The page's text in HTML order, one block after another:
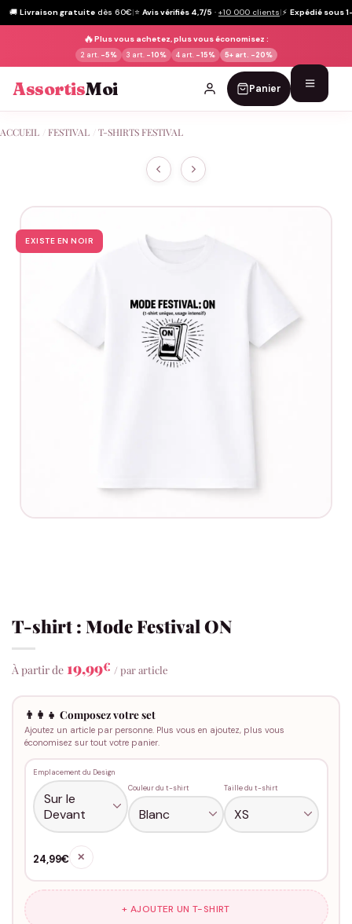
🚚 Livraison gratuite dès 60€|⭐ Avis vérifiés 4,7/5 · +10 000 clients|⚡ Expédié sous
🔥Plus vous achetez, plus vous économisez :
2 art. -5% 3 art. -10% 4 art. -15% 5+ art. -20%
AssortisMoi Panier
au
ACCUEIL FESTIVAL T-SHIRTS FESTIVAL
EXISTE EN NOIR
T-shirt : Mode Festival ON
À partir de 19,99€ / par article
👨‍👩‍👧 Composez votre set
Ajoutez un article par personne. Plus vous en ajoutez, plus vous
économisez sur tout votre panier.
Emplacement du Design
Couleur du t-shirt
Taille du t-shirt
24,99€ ✕
+ AJOUTER UN T-SHIRT